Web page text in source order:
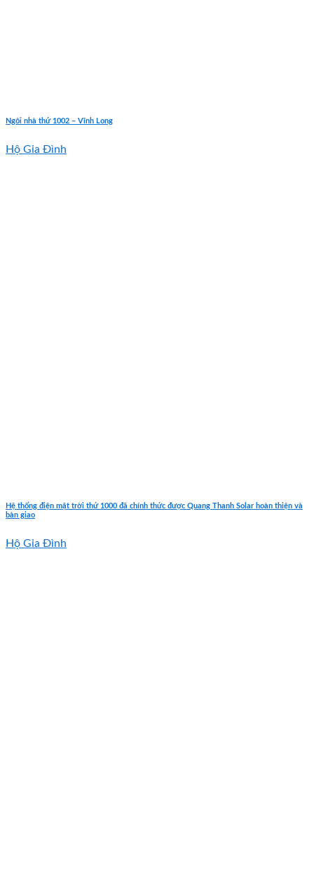
Ngôi nhà thứ 1002 – Vĩnh Long
Hộ Gia Đình
Hệ thống điện mặt trời thứ 1000 đã chính thức được Quang Thanh Solar hoàn thiện và
bàn giao
Hộ Gia Đình